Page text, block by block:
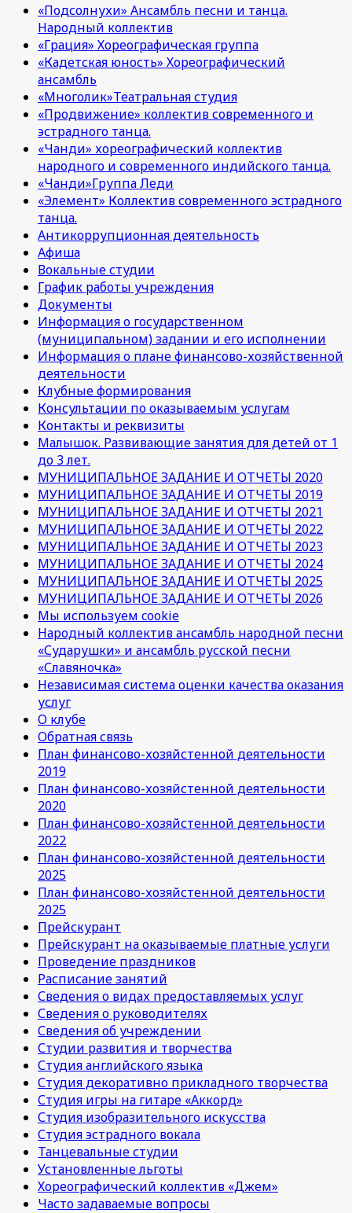
«Подсолнухи» Ансамбль песни и танца.
Народный коллектив
«Грация» Хореографическая группа
«Кадетская юность» Хореографический
ансамбль
«Многолик»Театральная студия
«Продвижение» коллектив современного и
эстрадного танца.
«Чанди» хореографический коллектив
народного и современного индийского танца.
«Чанди»Группа Леди
«Элемент» Коллектив современного эстрадного
танца.
Антикоррупционная деятельность
Афиша
Вокальные студии
График работы учреждения
Документы
Информация о государственном
(муниципальном) задании и его исполнении
Информация о плане финансово-хозяйственной
деятельности
Клубные формирования
Консультации по оказываемым услугам
Контакты и реквизиты
Малышок. Развивающие занятия для детей от 1
до 3 лет.
МУНИЦИПАЛЬНОЕ ЗАДАНИЕ И ОТЧЕТЫ 2020
МУНИЦИПАЛЬНОЕ ЗАДАНИЕ И ОТЧЕТЫ 2019
МУНИЦИПАЛЬНОЕ ЗАДАНИЕ И ОТЧЕТЫ 2021
МУНИЦИПАЛЬНОЕ ЗАДАНИЕ И ОТЧЕТЫ 2022
МУНИЦИПАЛЬНОЕ ЗАДАНИЕ И ОТЧЕТЫ 2023
МУНИЦИПАЛЬНОЕ ЗАДАНИЕ И ОТЧЕТЫ 2024
МУНИЦИПАЛЬНОЕ ЗАДАНИЕ И ОТЧЕТЫ 2025
МУНИЦИПАЛЬНОЕ ЗАДАНИЕ И ОТЧЕТЫ 2026
Мы используем cookie
Народный коллектив ансамбль народной песни
«Сударушки» и ансамбль русской песни
«Славяночка»
Независимая система оценки качества оказания
услуг
О клубе
Обратная связь
План финансово-хозяйстенной деятельности
2019
План финансово-хозяйстенной деятельности
2020
План финансово-хозяйстенной деятельности
2022
План финансово-хозяйстенной деятельности
2025
План финансово-хозяйстенной деятельности
2025
Прейскурант
Прейскурант на оказываемые платные услуги
Проведение праздников
Расписание занятий
Сведения о видах предоставляемых услуг
Сведения о руководителях
Сведения об учреждении
Студии развития и творчества
Студия английского языка
Студия декоративно прикладного творчества
Студия игры на гитаре «Аккорд»
Студия изобразительного искусства
Студия эстрадного вокала
Танцевальные студии
Установленные льготы
Хореографический коллектив «Джем»
Часто задаваемые вопросы